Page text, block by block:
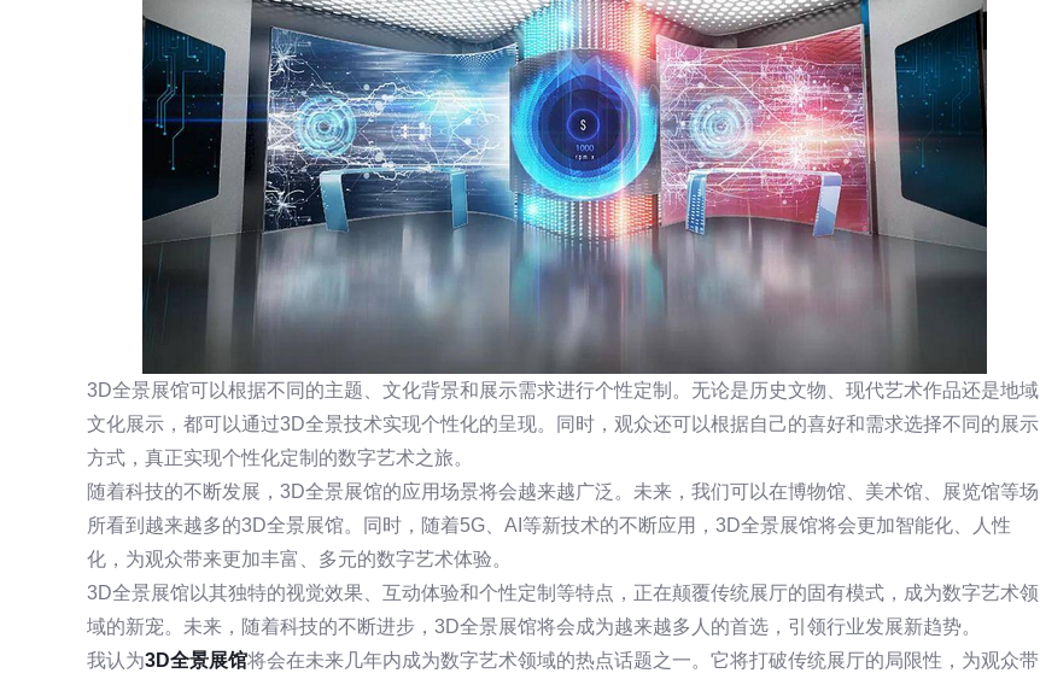
3D全景展馆可以根据不同的主题、文化背景和展示需求进行个性定制。无论是历史文物、现代艺术作品还是地域
文化展示，都可以通过3D全景技术实现个性化的呈现。同时，观众还可以根据自己的喜好和需求选择不同的展示
方式，真正实现个性化定制的数字艺术之旅。
随着科技的不断发展，3D全景展馆的应用场景将会越来越广泛。未来，我们可以在博物馆、美术馆、展览馆等场
所看到越来越多的3D全景展馆。同时，随着5G、AI等新技术的不断应用，3D全景展馆将会更加智能化、人性
化，为观众带来更加丰富、多元的数字艺术体验。
3D全景展馆以其独特的视觉效果、互动体验和个性定制等特点，正在颠覆传统展厅的固有模式，成为数字艺术领
域的新宠。未来，随着科技的不断进步，3D全景展馆将会成为越来越多人的首选，引领行业发展新趋势。
我认为3D全景展馆将会在未来几年内成为数字艺术领域的热点话题之一。它将打破传统展厅的局限性，为观众带